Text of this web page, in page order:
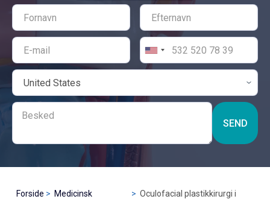
SEND
Forside
Medicinsk
Oculofacial plastikkirurgi i